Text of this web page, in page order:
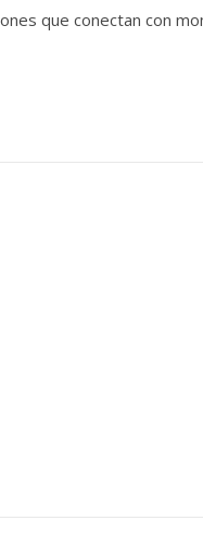
que conectan con